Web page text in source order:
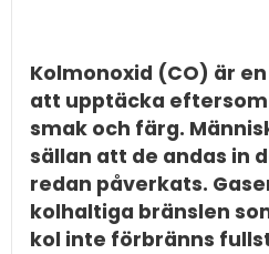
Kolmonoxid (CO) är
att upptäcka
smak och färg.
sällan att de andas in
redan påverkats.
kolhaltiga bränslen
kol inte förbränns